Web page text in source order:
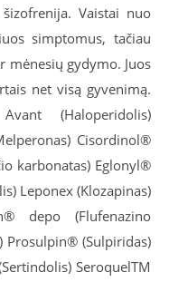
Vaistai nuo
simptomus, tačiau
mėnesių gydymo. Juos
net visą gyvenimą.
(Haloperidolis)
Cisordinol®
karbonatas) Eglonyl®
Leponex (Klozapinas)
depo (Flufenazino
Prosulpin® (Sulpiridas)
SeroquelTM